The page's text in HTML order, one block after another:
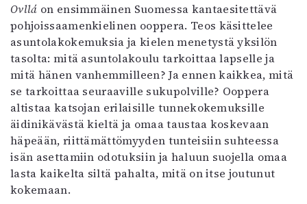
Ovllá on ensimmäinen Suomessa kantaesitettävä
pohjoissaamenkielinen ooppera. Teos käsittelee
asuntolakokemuksia ja kielen menetystä yksilön
tasolta: mitä asuntolakoulu tarkoittaa lapselle ja
mitä hänen vanhemmilleen? Ja ennen kaikkea, mitä
se tarkoittaa seuraaville sukupolville? Ooppera
altistaa katsojan erilaisille tunnekokemuksille
äidinikävästä kieltä ja omaa taustaa koskevaan
häpeään, riittämättömyyden tunteisiin suhteessa
isän asettamiin odotuksiin ja haluun suojella omaa
lasta kaikelta siltä pahalta, mitä on itse joutunut
kokemaan.